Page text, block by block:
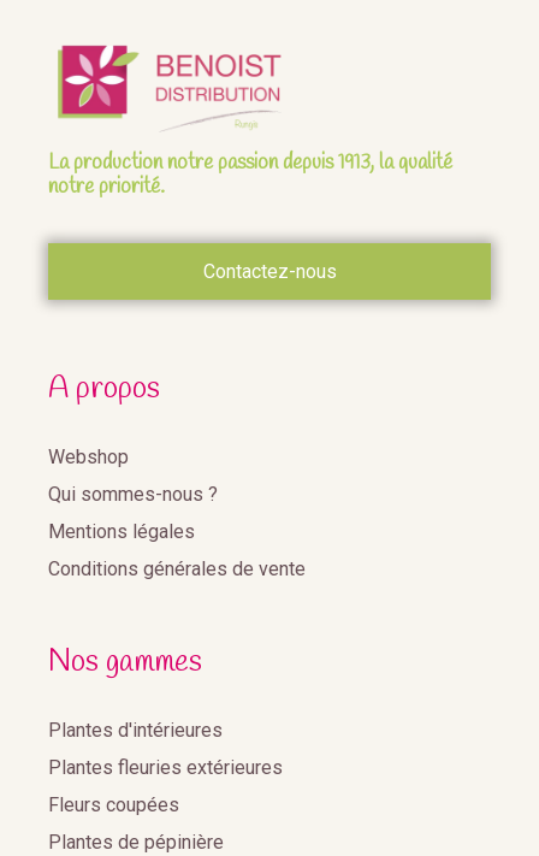
La production notre passion depuis 1913, la qualité
notre priorité.
Contactez-nous
A propos
Webshop
Qui sommes-nous ?
Mentions légales
Conditions générales de vente
Nos gammes
Plantes d'intérieures
Plantes fleuries extérieures
Fleurs coupées
Plantes de pépinière